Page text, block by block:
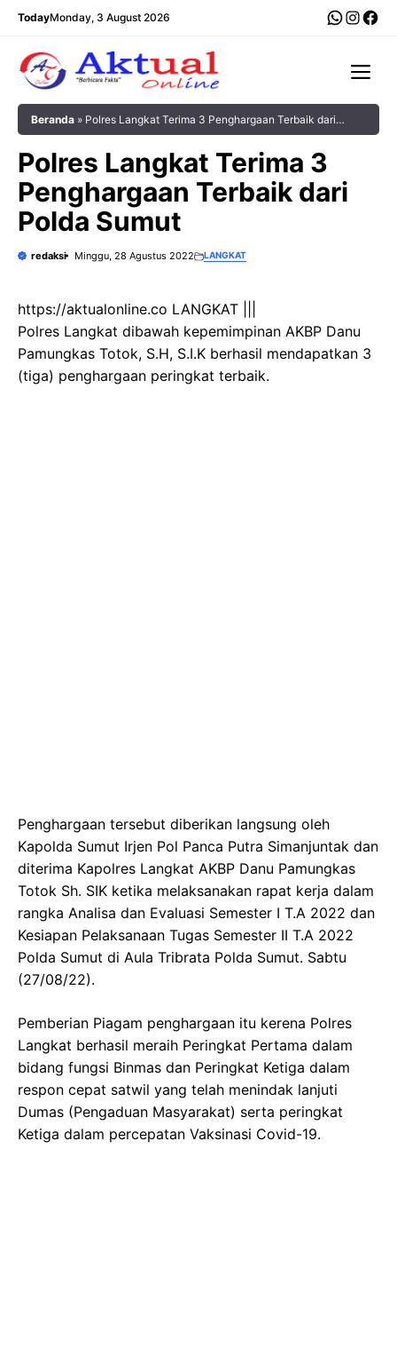
Langsung
TodayMonday, 3 August 2026
Beranda » Polres Langkat Terima 3 Penghargaan Terbaik dari
Polres Langkat Terima 3
Penghargaan Terbaik dari
Polda Sumut
redaksi Minggu, 28 Agustus 2022 LANGKAT
https://aktualonline.co LANGKAT |||
Polres Langkat dibawah kepemimpinan AKBP Danu
Pamungkas Totok, S.H, S.I.K berhasil mendapatkan 3
(tiga) penghargaan peringkat terbaik.
Penghargaan tersebut diberikan langsung oleh
Kapolda Sumut Irjen Pol Panca Putra Simanjuntak dan
diterima Kapolres Langkat AKBP Danu Pamungkas
Totok Sh. SIK ketika melaksanakan rapat kerja dalam
rangka Analisa dan Evaluasi Semester I T.A 2022 dan
Kesiapan Pelaksanaan Tugas Semester II T.A 2022
Polda Sumut di Aula Tribrata Polda Sumut. Sabtu
(27/08/22).
Pemberian Piagam penghargaan itu kerena Polres
Langkat berhasil meraih Peringkat Pertama dalam
bidang fungsi Binmas dan Peringkat Ketiga dalam
respon cepat satwil yang telah menindak lanjuti
Dumas (Pengaduan Masyarakat) serta peringkat
Ketiga dalam percepatan Vaksinasi Covid-19.